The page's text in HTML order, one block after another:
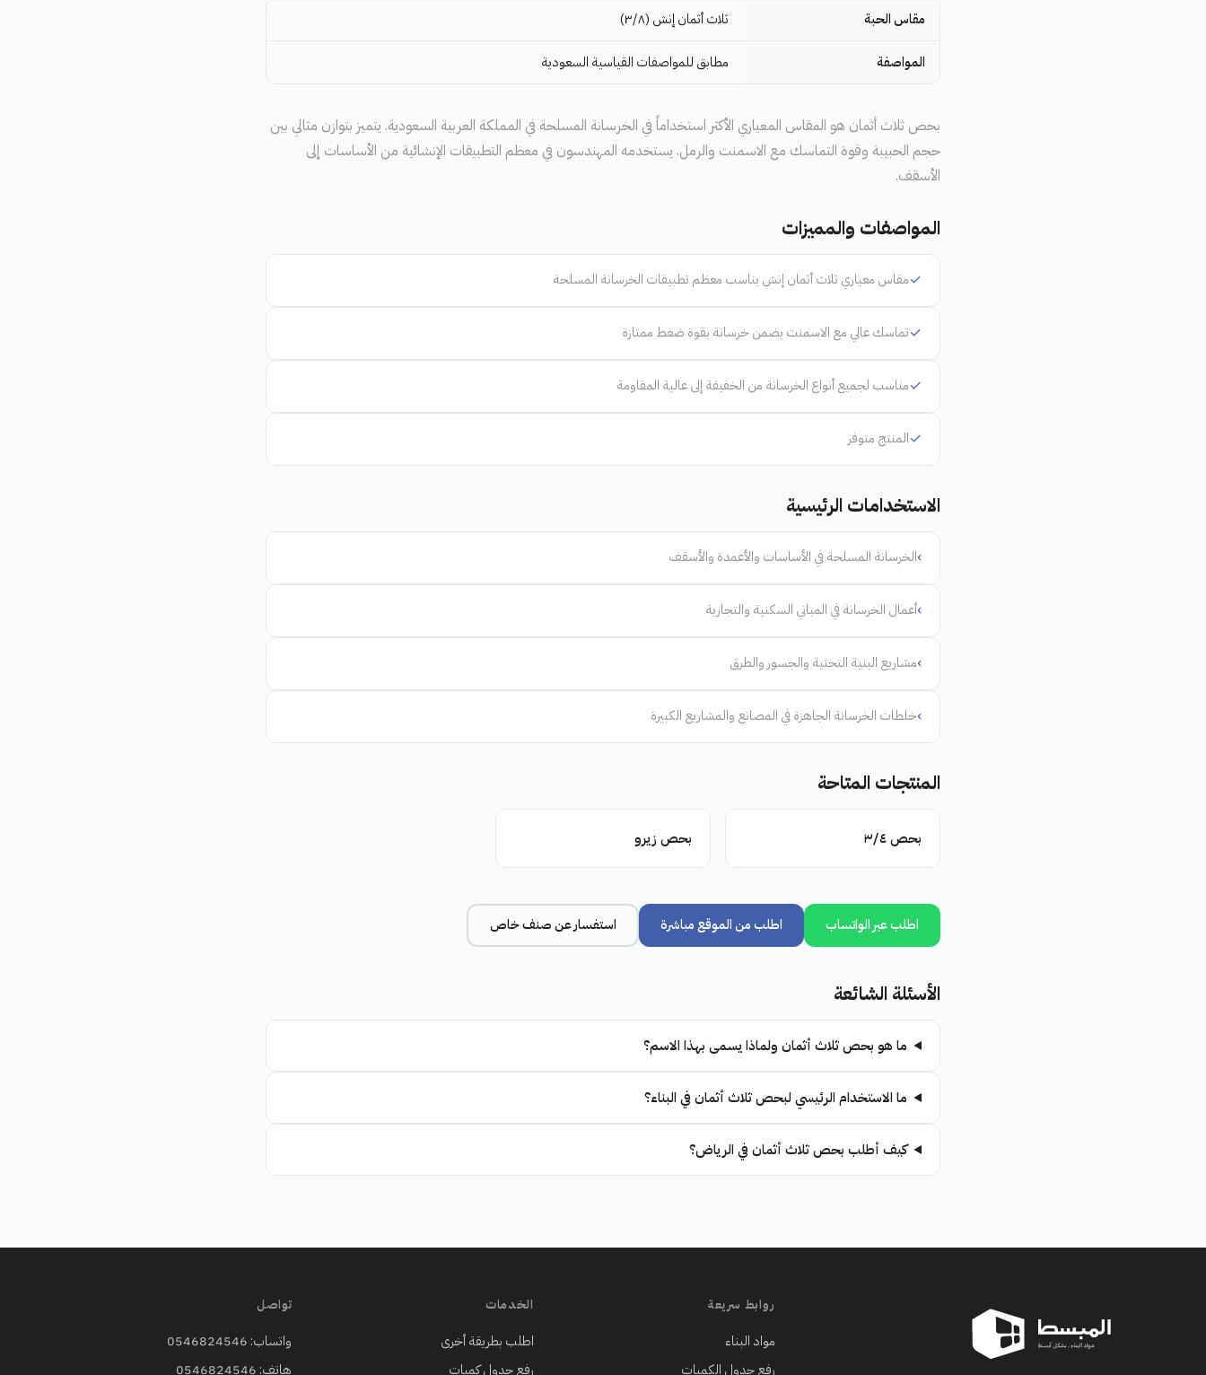
مقاس الحبة ثلاث أثمان إنش (٣/٨)
المواصفة مطابق للمواصفات القياسية السعودية
بحص ثلاث أثمان هو المقاس المعياري الأكثر استخداماً في الخرسانة المسلحة في المملكة العربية السعودية. يتميز بتوازن مثالي بين
حجم الحبيبة وقوة التماسك مع الاسمنت والرمل. يستخدمه المهندسون في معظم التطبيقات الإنشائية من الأساسات إلى
الأسقف.
المواصفات والمميزات
✓مقاس معياري ثلاث أثمان إنش يناسب معظم تطبيقات الخرسانة المسلحة
✓تماسك عالي مع الاسمنت يضمن خرسانة بقوة ضغط ممتازة
✓مناسب لجميع أنواع الخرسانة من الخفيفة إلى عالية المقاومة
✓المنتج متوفر
الاستخدامات الرئيسية
›الخرسانة المسلحة في الأساسات والأعمدة والأسقف
›أعمال الخرسانة في المباني السكنية والتجارية
›مشاريع البنية التحتية والجسور والطرق
›خلطات الخرسانة الجاهزة في المصانع والمشاريع الكبيرة
المنتجات المتاحة
بحص ٣/٤ بحص زيرو
اطلب عبر الواتساب اطلب من الموقع مباشرة استفسار عن صنف خاص
الأسئلة الشائعة
ما هو بحص ثلاث أثمان ولماذا يسمى بهذا الاسم؟
ما الاستخدام الرئيسي لبحص ثلاث أثمان في البناء؟
كيف أطلب بحص ثلاث أثمان في الرياض؟
روابط سريعة
مواد البناء
رفع جدول الكميات
الخدمات
اطلب بطريقة أخرى
رفع جدول كميات
تواصل
واتساب: 0546824546
هاتف: 0546824546